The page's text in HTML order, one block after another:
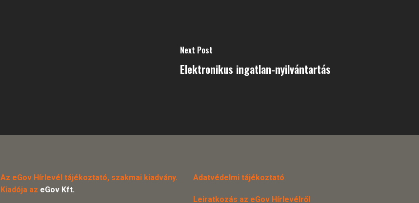
Next Post
Elektronikus ingatlan-nyilvántartás
Az eGov Hírlevél tájékoztató, szakmai kiadvány.
Kiadója az eGov Kft.
Adatvédelmi tájékoztató
Leiratkozás az eGov Hírlevélről